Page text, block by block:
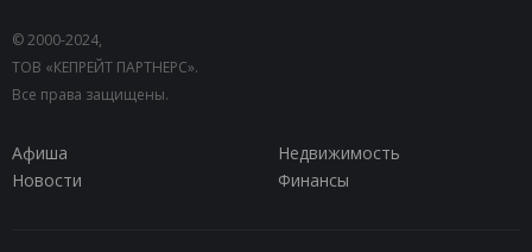
© 2000-2024,
ТОВ «КЕПРЕЙТ ПАРТНЕРС».
Все права защищены.
Афиша
Недвижимость
Новости
Финансы